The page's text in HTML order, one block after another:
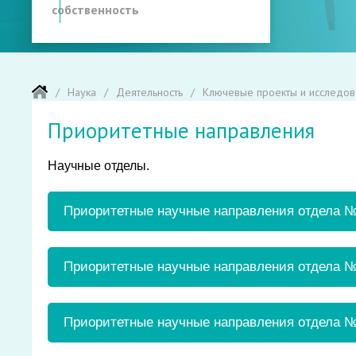
собственность
Наука Деятельность Ключевые проекты и
Приоритетные направления
Научные отделы.
Приоритетные научные направления отдела
биологии и генетики механизмов
излучения;
противолучевых синтетических и природных
Приоритетные научные направления отдела
Радиационной медицины;
Спортивной медицины;
Приоритетные научные направления отдела